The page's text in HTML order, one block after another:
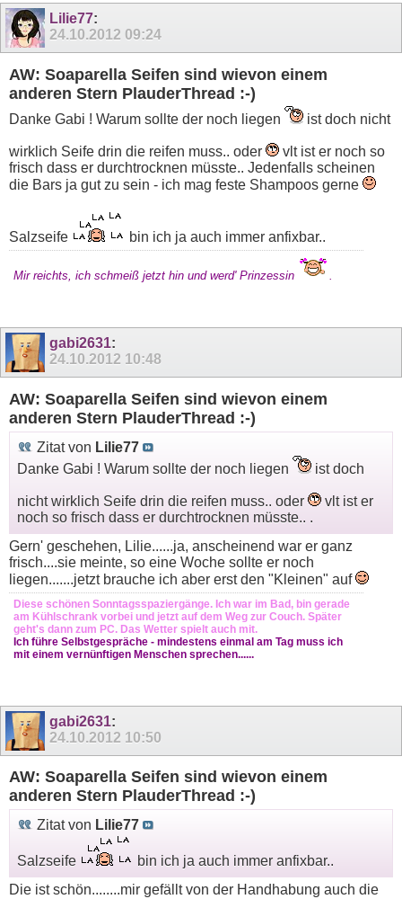
Lilie77:
24.10.2012 09:24
AW: Soaparella Seifen sind wievon einem
anderen Stern PlauderThread :-)
Danke Gabi ! Warum sollte der noch liegen ist doch nicht
wirklich Seife drin die reifen muss.. oder
vlt ist er noch so
frisch dass er durchtrocknen müsste.. Jedenfalls scheinen
die Bars ja gut zu sein - ich mag feste Shampoos gerne
Salzseife bin ich ja auch immer anfixbar..
Mir reichts, ich schmeiß jetzt hin und werd' Prinzessin .
gabi2631:
24.10.2012 10:48
AW: Soaparella Seifen sind wievon einem
anderen Stern PlauderThread :-)
Zitat von Lilie77
Danke Gabi ! Warum sollte der noch liegen
ist doch
nicht wirklich Seife drin die reifen muss.. oder
vlt ist er
noch so frisch dass er durchtrocknen müsste.. .
Gern' geschehen, Lilie......ja, anscheinend war er ganz
frisch....sie meinte, so eine Woche sollte er noch
liegen.......jetzt brauche ich aber erst den "Kleinen" auf
Diese schönen Sonntagsspaziergänge. Ich war im Bad, bin gerade
am Kühlschrank vorbei und jetzt auf dem Weg zur Couch. Später
geht's dann zum PC. Das Wetter spielt auch mit.
Ich führe Selbstgespräche - mindestens einmal am Tag muss ich
mit einem vernünftigen Menschen sprechen......
gabi2631:
24.10.2012 10:50
AW: Soaparella Seifen sind wievon einem
anderen Stern PlauderThread :-)
Zitat von Lilie77
Salzseife
bin ich ja auch immer anfixbar..
Die ist schön........mir gefällt von der Handhabung auch die